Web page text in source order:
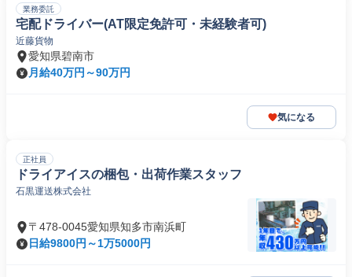
業務委託
宅配ドライバー(AT限定免許可・未経験者可)
近藤貨物
愛知県碧南市
月給40万円～90万円
気になる
正社員
ドライアイスの梱包・出荷作業スタッフ
石黒運送株式会社
〒478-0045愛知県知多市南浜町
日給9800円～1万5000円